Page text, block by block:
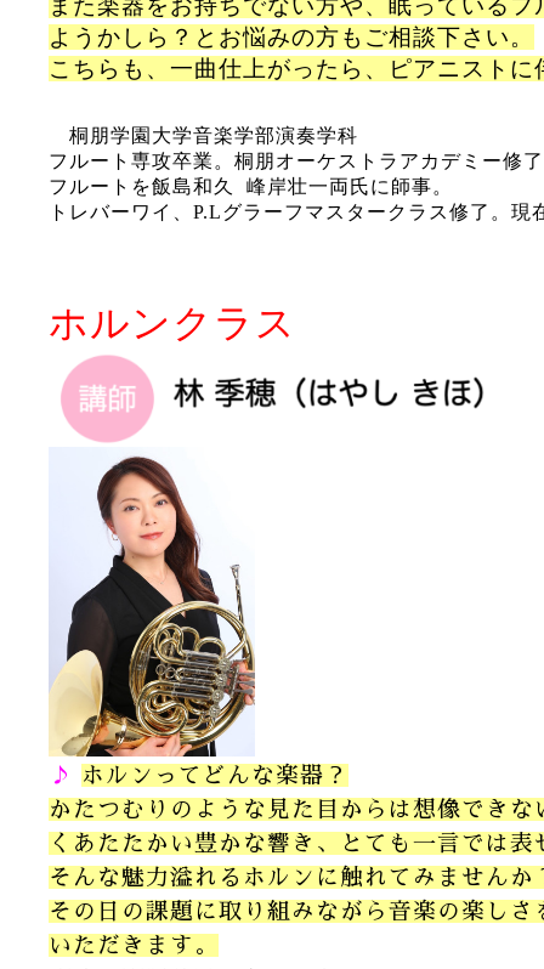
また楽器をお持ちでない方や、眠っている
ようかしら？とお悩みの方もご相談下さい。
こちらも、 一曲仕上がったら、ピアニスト
桐朋学園大学音楽学部演奏学科
フルート専攻卒業。桐朋オーケストラアカデミー修
フルートを飯島和久 峰岸壮一両氏に師事。
トレバーワイ、P.Lグラーフマスタークラス修了。
ホルンクラス
♪
ホルンってどんな楽器？
かたつむりのような見た目からは想像でき
くあたたかい豊かな響き、とても一言では表
そんな魅力溢れるホルンに触れてみませんか
その日の課題に取り組みながら音楽の楽し
いただきます。